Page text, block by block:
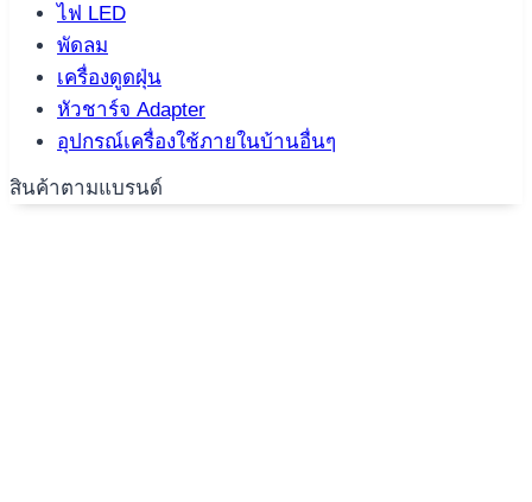
ไฟ LED
พัดลม
เครื่องดูดฝุ่น
หัวชาร์จ Adapter
อุปกรณ์เครื่องใช้ภายในบ้านอื่นๆ
สินค้าตามแบรนด์